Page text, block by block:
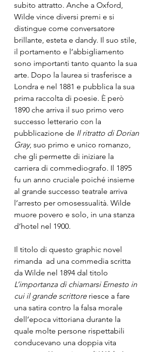
subito attratto. Anche a Oxford,
Wilde vince diversi premi e si
distingue come conversatore
brillante, esteta e dandy. Il suo stile,
il portamento e l’abbigliamento
sono importanti tanto quanto la sua
arte. Dopo la laurea si trasferisce a
Londra e nel 1881 e pubblica la sua
prima raccolta di poesie. È però
1890 che arriva il suo primo vero
successo letterario con la
pubblicazione de Il ritratto di Dorian
Gray, suo primo e unico romanzo,
che gli permette di iniziare la
carriera di commediografo. Il 1895
fu un anno cruciale poiché insieme
al grande successo teatrale arriva
l’arresto per omosessualità. Wilde
muore povero e solo, in una stanza
d’hotel nel 1900.
Il titolo di questo graphic novel
rimanda  ad una commedia scritta
da Wilde nel 1894 dal titolo
L’importanza di chiamarsi Ernesto in
cui il grande scrittore riesce a fare
una satira contro la falsa morale
dell’epoca vittoriana durante la
quale molte persone rispettabili
conducevano una doppia vita